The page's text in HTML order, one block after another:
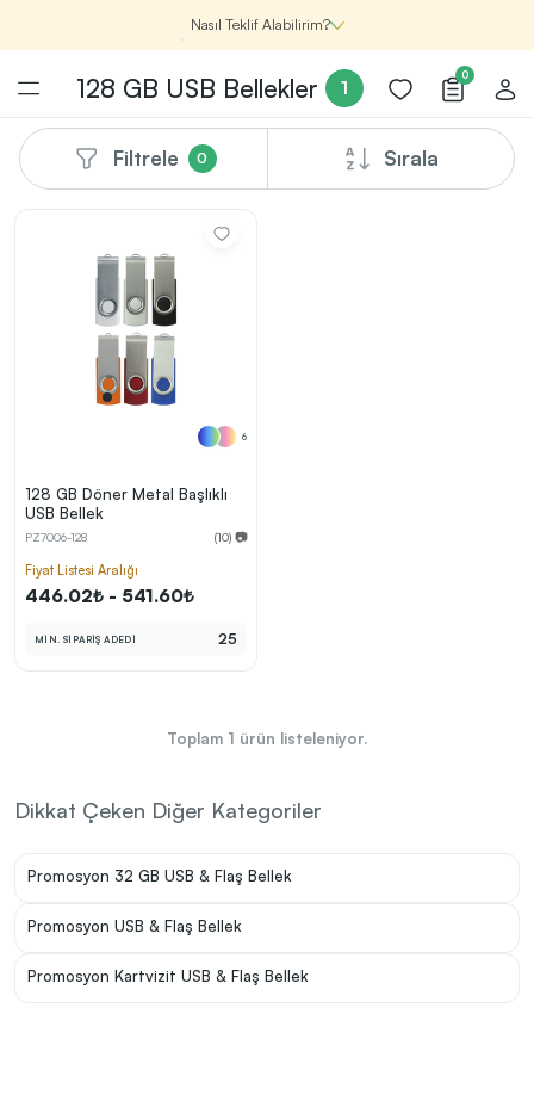
Nasıl Teklif Alabilirim?
Promosyon Ürünlerini Bul!
Şirketin için ihtiyacın olan farklı kategorilerde
binlerce kaliteli ve yenilikçi ürünü, seçkin marka ve
üretici firma garantisi ile Promozone’da
keşfedebilirsin.
Renk, Baskı ve Adet
2 Promosyon ürününü özelleştirmek için renk, baskı
yönü ve adet gibi detayları seçerek, teklif adımına
kolayca belirleyebilirsin.
Markan için hayal ettiğin ürünü, en uygun fiyatlarla
Promozone’da bulduktan sonra, uzman ekibimiz
128 GB USB Bellekler 1
0
Filtrele 0 Sırala
6
128 GB Döner Metal Başlıklı
USB Bellek
PZ7006-128 (10) 📷
Fiyat Listesi Aralığı
446.02₺ - 541.60₺
MİN. SİPARİŞ ADEDİ 25
Toplam 1 ürün listeleniyor.
Dikkat Çeken Diğer Kategoriler
Promosyon 32 GB USB & Flaş Bellek
Promosyon USB & Flaş Bellek
Promosyon Kartvizit USB & Flaş Bellek